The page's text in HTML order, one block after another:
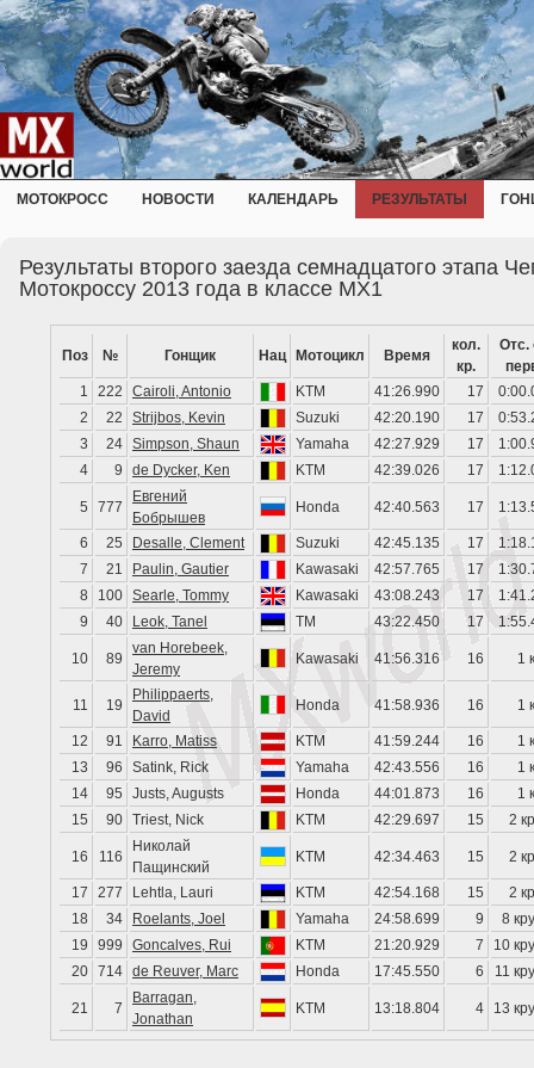
МОТОКРОСС НОВОСТИ КАЛЕНДАРЬ РЕЗУЛЬТАТЫ
Результаты второго заезда семнадцатого этапа
Мотокроссу 2013 года в классе MX1
Поз № Гонщик Нац Мотоцикл Время
кол.
кр.
Отс.
1
222 Cairoli, Antonio KTM 41:26.990 17
2
22 Strijbos, Kevin Suzuki 42:20.190 17
3
24 Simpson, Shaun Yamaha 42:27.929 17
4
9 de Dycker, Ken KTM 42:39.026 17
5 777
Евгений
Бобрышев
Honda 42:40.563 17
6 25 Desalle, Clement Suzuki 42:45.135 17
7
21 Paulin, Gautier Kawasaki 42:57.765 17
8
100 Searle, Tommy Kawasaki 43:08.243 17
9
40 Leok, Tanel TM 43:22.450 17
10 89
van Horebeek,
Jeremy
Kawasaki 41:56.316 16 1
11 19
Philippaerts,
David
Honda 41:58.936 16 1
12 91 Karro, Matiss KTM 41:59.244 16
1
13
96 Satink, Rick Yamaha 42:43.556 16
1
14
95 Justs, Augusts Honda 44:01.873 16
1
15
90 Triest, Nick KTM 42:29.697 15 2
16 116
Николай
Пащинский
KTM 42:34.463 15 2
17 277 Lehtla, Lauri KTM 42:54.168 15
2
18
34 Roelants, Joel Yamaha 24:58.699 9
8
19
999 Goncalves, Rui KTM 21:20.929 7
10
20 714 de Reuver, Marc Honda 17:45.550 6 11
21 7
Barragan,
Jonathan
KTM 13:18.804 4 13